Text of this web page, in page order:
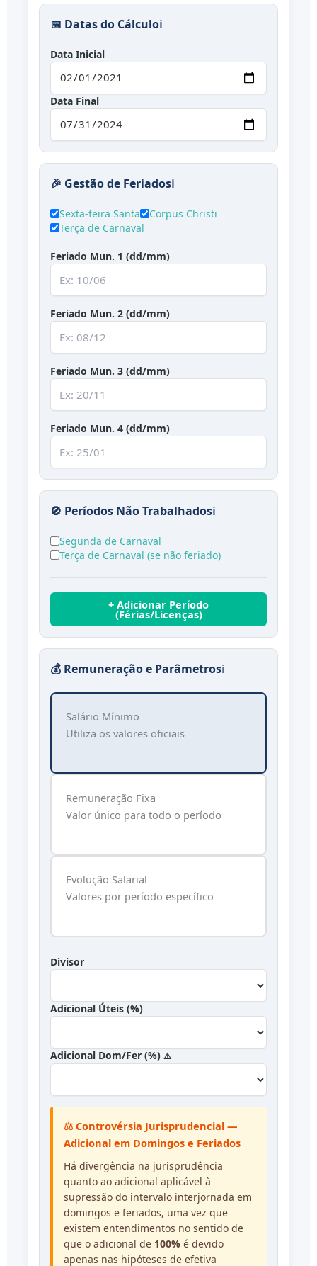
📅 Datas do Cálculoℹ️
Data Inicial
Data Final
🎉 Gestão de Feriadosℹ️
Sexta-feira Santa
Corpus Christi
Terça de Carnaval
Feriado Mun. 1 (dd/mm)
Feriado Mun. 2 (dd/mm)
Feriado Mun. 3 (dd/mm)
Feriado Mun. 4 (dd/mm)
🚫 Períodos Não Trabalhadosℹ️
Segunda de Carnaval
Terça de Carnaval (se não feriado)
+ Adicionar Período
(Férias/Licenças)
💰 Remuneração e Parâmetrosℹ️
Salário Mínimo
Utiliza os valores oficiais
Remuneração Fixa
Valor único para todo o período
Evolução Salarial
Valores por período específico
Divisor
Adicional Úteis (%)
Adicional Dom/Fer (%) ⚠️
⚖️ Controvérsia Jurisprudencial —
Adicional em Domingos e Feriados
Há divergência na jurisprudência
quanto ao adicional aplicável à
supressão do intervalo interjornada em
domingos e feriados, uma vez que
existem entendimentos no sentido de
que o adicional de 100% é devido
apenas nas hipóteses de efetiva